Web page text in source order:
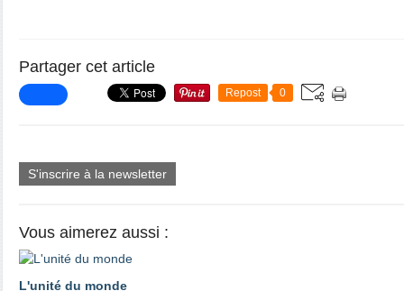
Partager cet article
Repost 0
S'inscrire à la newsletter
Vous aimerez aussi :
L'unité du monde